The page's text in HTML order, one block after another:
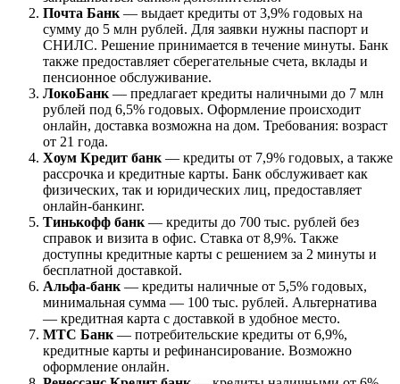
Почта Банк — выдает кредиты от 3,9% годовых на
сумму до 5 млн рублей. Для заявки нужны паспорт и
СНИЛС. Решение принимается в течение минуты. Банк
также предоставляет сберегательные счета, вклады и
пенсионное обслуживание.
ЛокоБанк — предлагает кредиты наличными до 7 млн
рублей под 6,5% годовых. Оформление происходит
онлайн, доставка возможна на дом. Требования: возраст
от 21 года.
Хоум Кредит банк — кредиты от 7,9% годовых, а также
рассрочка и кредитные карты. Банк обслуживает как
физических, так и юридических лиц, предоставляет
онлайн-банкинг.
Тинькофф банк — кредиты до 700 тыс. рублей без
справок и визита в офис. Ставка от 8,9%. Также
доступны кредитные карты с решением за 2 минуты и
бесплатной доставкой.
Альфа-банк — кредиты наличные от 5,5% годовых,
минимальная сумма — 100 тыс. рублей. Альтернатива
— кредитная карта с доставкой в удобное место.
МТС Банк — потребительские кредиты от 6,9%,
кредитные карты и рефинансирование. Возможно
оформление онлайн.